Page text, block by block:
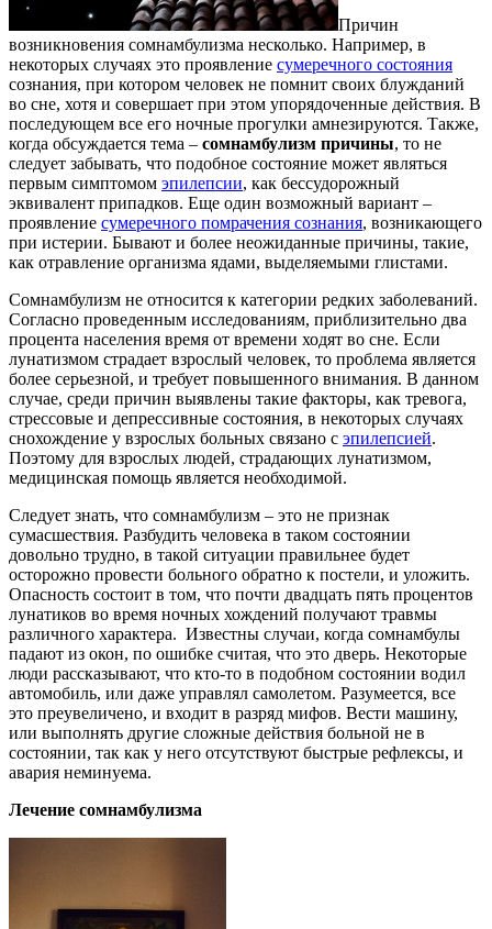
Причин
возникновения сомнамбулизма несколько. Например, в
некоторых случаях это проявление сумеречного состояния
сознания, при котором человек не помнит своих блужданий
во сне, хотя и совершает при этом упорядоченные действия. В
последующем все его ночные прогулки амнезируются. Также,
когда обсуждается тема – сомнамбулизм причины, то не
следует забывать, что подобное состояние может являться
первым симптомом эпилепсии, как бессудорожный
эквивалент припадков. Еще один возможный вариант –
проявление сумеречного помрачения сознания, возникающего
при истерии. Бывают и более неожиданные причины, такие,
как отравление организма ядами, выделяемыми глистами.
Сомнамбулизм не относится к категории редких заболеваний.
Согласно проведенным исследованиям, приблизительно два
процента населения время от времени ходят во сне. Если
лунатизмом страдает взрослый человек, то проблема является
более серьезной, и требует повышенного внимания. В данном
случае, среди причин выявлены такие факторы, как тревога,
стрессовые и депрессивные состояния, в некоторых случаях
снохождение у взрослых больных связано с эпилепсией.
Поэтому для взрослых людей, страдающих лунатизмом,
медицинская помощь является необходимой.
Следует знать, что сомнамбулизм – это не признак
сумасшествия. Разбудить человека в таком состоянии
довольно трудно, в такой ситуации правильнее будет
осторожно провести больного обратно к постели, и уложить.
Опасность состоит в том, что почти двадцать пять процентов
лунатиков во время ночных хождений получают травмы
различного характера. Известны случаи, когда сомнамбулы
падают из окон, по ошибке считая, что это дверь. Некоторые
люди рассказывают, что кто-то в подобном состоянии водил
автомобиль, или даже управлял самолетом. Разумеется, все
это преувеличено, и входит в разряд мифов. Вести машину,
или выполнять другие сложные действия больной не в
состоянии, так как у него отсутствуют быстрые рефлексы, и
авария неминуема.
Лечение сомнамбулизма